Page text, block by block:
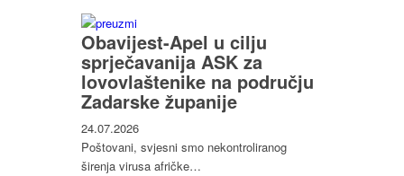
Obavijest-Apel u cilju
sprječavanija ASK za
lovovlaštenike na području
Zadarske županije
24.07.2026
Poštovani, svjesni smo nekontroliranog
širenja virusa afričke…